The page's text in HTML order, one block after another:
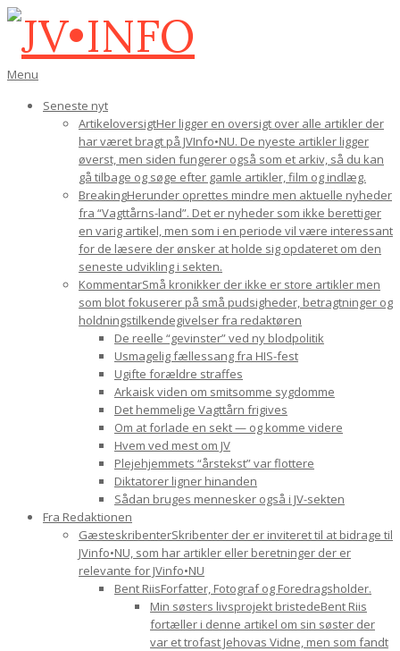
Gå
indhold
JV•INFO
Den
navigations-
Menu
Seneste nyt
ArtikeloversigtHer ligger en oversigt over alle artikler der
har været bragt på JVInfo•NU. De nyeste artikler ligger
øverst, men siden fungerer også som et arkiv, så du kan
gå tilbage og søge efter gamle artikler, film og indlæg.
BreakingHerunder oprettes mindre men aktuelle nyheder
fra “Vagttårns-land”. Det er nyheder som ikke berettiger
en varig artikel, men som i en periode vil være interessant
for de læsere der ønsker at holde sig opdateret om den
seneste udvikling i sekten.
KommentarSmå kronikker der ikke er store artikler men
som blot fokuserer på små pudsigheder, betragtninger og
holdningstilkendegivelser fra redaktøren
De reelle “gevinster” ved ny blodpolitik
Usmagelig fællessang fra HIS-fest
Ugifte forældre straffes
Arkaisk viden om smitsomme sygdomme
Det hemmelige Vagttårn frigives
Om at forlade en sekt — og komme videre
Hvem ved mest om JV
Plejehjemmets “årstekst” var flottere
Diktatorer ligner hinanden
Sådan bruges mennesker også i JV-sekten
Fra Redaktionen
GæsteskribenterSkribenter der er inviteret til at bidrage til
JVinfo•NU, som har artikler eller beretninger der er
relevante for JVinfo•NU
Bent RiisForfatter, Fotograf og Foredragsholder.
Min søsters livsprojekt bristedeBent Riis
fortæller i denne artikel om sin søster der
var et trofast Jehovas Vidne, men som fandt